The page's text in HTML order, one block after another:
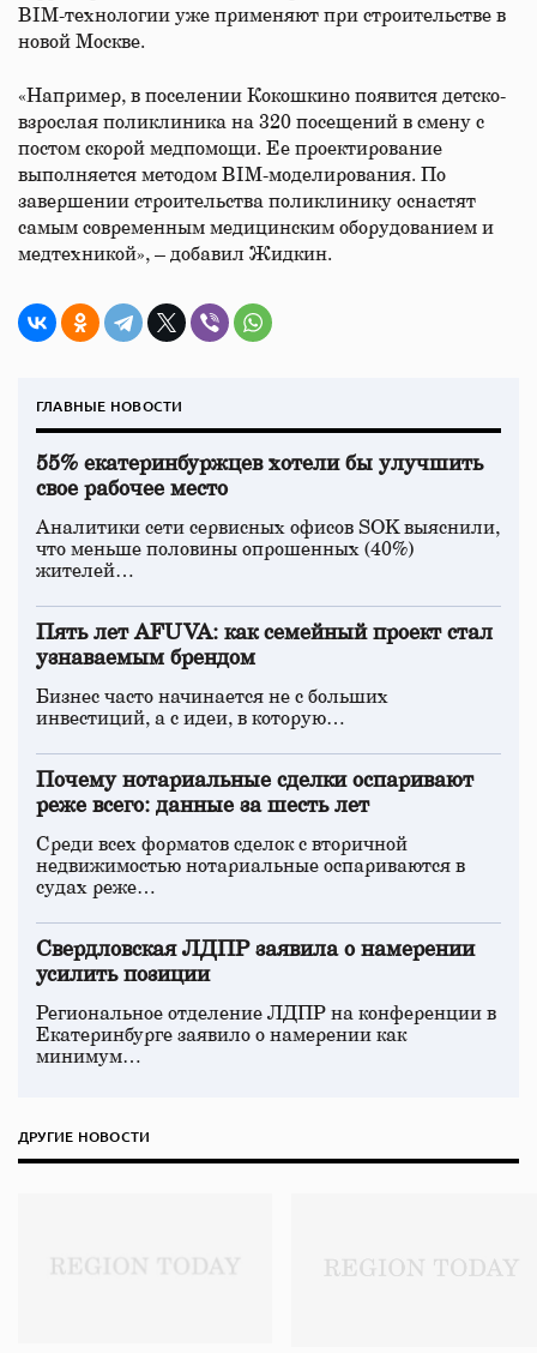
BIM-технологии уже применяют при строительстве в
новой Москве.
«Например, в поселении Кокошкино появится детско-
взрослая поликлиника на 320 посещений в смену с
постом скорой медпомощи. Ее проектирование
выполняется методом BIM-моделирования. По
завершении строительства поликлинику оснастят
самым современным медицинским оборудованием и
медтехникой», – добавил Жидкин.
ГЛАВНЫЕ НОВОСТИ
55% екатеринбуржцев хотели бы улучшить
свое рабочее место
Аналитики сети сервисных офисов SOK выяснили,
что меньше половины опрошенных (40%)
жителей…
Пять лет AFUVA: как семейный проект стал
узнаваемым брендом
Бизнес часто начинается не с больших
инвестиций, а с идеи, в которую…
Почему нотариальные сделки оспаривают
реже всего: данные за шесть лет
Среди всех форматов сделок с вторичной
недвижимостью нотариальные оспариваются в
судах реже…
Свердловская ЛДПР заявила о намерении
усилить позиции
Региональное отделение ЛДПР на конференции в
Екатеринбурге заявило о намерении как
минимум…
ДРУГИЕ НОВОСТИ